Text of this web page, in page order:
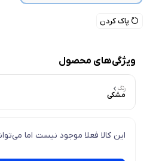
پاک کردن
ویژگی‌های محصول
رنگ
مشکی
این کالا فعلا موجود نیست اما